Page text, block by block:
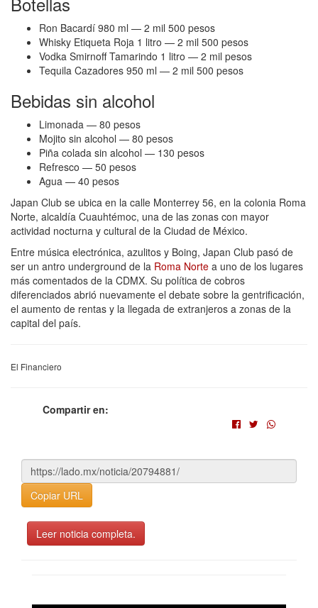
Ron Bacardí 980 ml — 2 mil 500 pesos
Whisky Etiqueta Roja 1 litro — 2 mil 500 pesos
Vodka Smirnoff Tamarindo 1 litro — 2 mil pesos
Tequila Cazadores 950 ml — 2 mil 500 pesos
Bebidas sin alcohol
Limonada — 80 pesos
Mojito sin alcohol — 80 pesos
Piña colada sin alcohol — 130 pesos
Refresco — 50 pesos
Agua — 40 pesos
Japan Club se ubica en la calle Monterrey 56, en la colonia Roma
Norte, alcaldía Cuauhtémoc, una de las zonas con mayor
actividad nocturna y cultural de la Ciudad de México.
Entre música electrónica, azulitos y Boing, Japan Club pasó de
ser un antro underground de la Roma Norte a uno de los lugares
más comentados de la CDMX. Su política de cobros
diferenciados abrió nuevamente el debate sobre la gentrificación,
el aumento de rentas y la llegada de extranjeros a zonas de la
capital del país.
El Financiero
Compartir en:
Copiar URL
Leer noticia completa.